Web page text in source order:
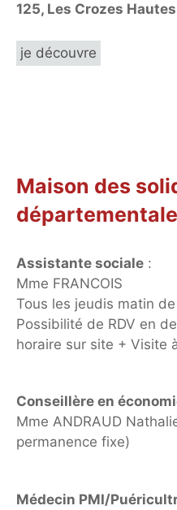
125, Les Crozes
je découvre
Maison des
Assistante sociale :
Mme FRANCOIS
Tous les jeudis matin
Possibilité de RDV en
horaire sur site + Visite
Conseillère en
Mme ANDRAUD
permanence fixe)
Médecin PMI/